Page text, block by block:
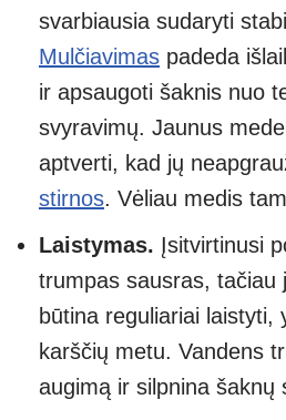
svarbiausia sudaryti
Mulčiavimas padeda
ir apsaugoti šaknis nuo
svyravimų. Jaunus
aptverti, kad jų
stirnos. Vėliau medis
Laistymas. Įsitvirtinusi
trumpas sausras, tačiau
būtina reguliariai laistyti,
karščių metu. Vandens
augimą ir silpnina šaknų